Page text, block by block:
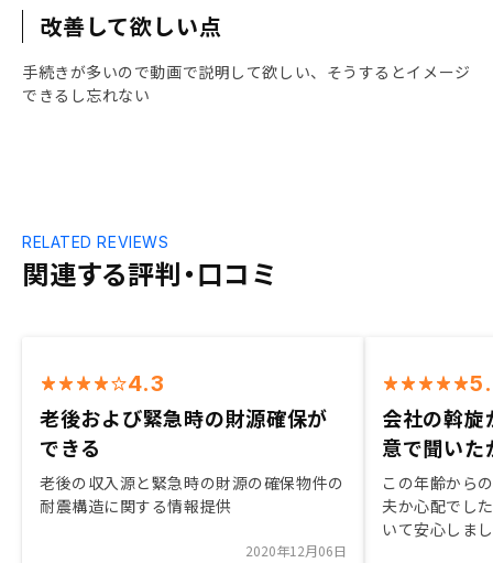
改善して欲しい点
手続きが多いので動画で説明して欲しい、そうするとイメージ
できるし忘れない
関連する評判・口コミ
RELATED REVIEWS
4.3
老後および緊急時の財源確保が
できる
老後の収入源と緊急時の財源の確保物件の
耐震構造に関する情報提供
2020年12月06日
会社の斡旋
意で聞いた
この年齢から
夫か心配でし
いて安心しま